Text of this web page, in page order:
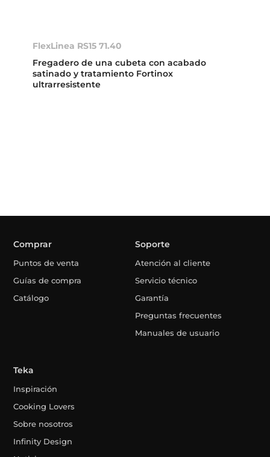
FlexLinea RS15 71.40
Fregadero de una cubeta con acabado
satinado y tratamiento Fortinox
ultrarresistente
Comprar
Puntos de venta
Guías de compra
Catálogo
Soporte
Atención al cliente
Servicio técnico
Garantía
Preguntas frecuentes
Manuales de usuario
Teka
Inspiración
Cooking Lovers
Sobre nosotros
Infinity Design